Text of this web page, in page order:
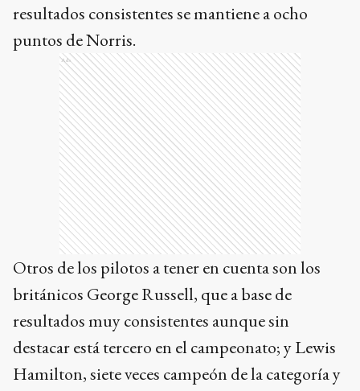
resultados consistentes se mantiene a ocho
puntos de Norris.
Ads
Otros de los pilotos a tener en cuenta son los
británicos George Russell, que a base de
resultados muy consistentes aunque sin
destacar está tercero en el campeonato; y Lewis
Hamilton, siete veces campeón de la categoría y